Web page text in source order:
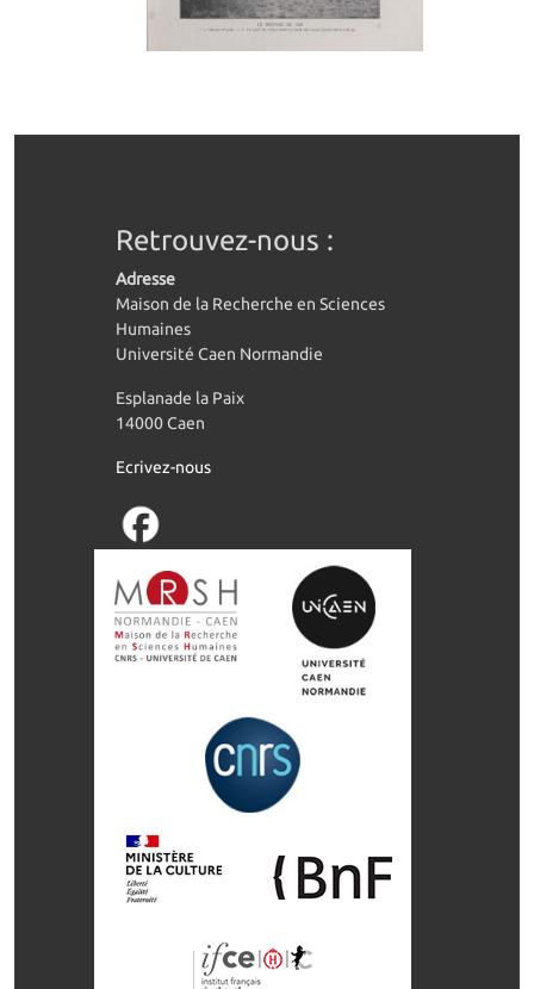
Retrouvez-nous :
Adresse
Maison de la Recherche en Sciences
Humaines
Université Caen Normandie
Esplanade la Paix
14000 Caen
Ecrivez-nous